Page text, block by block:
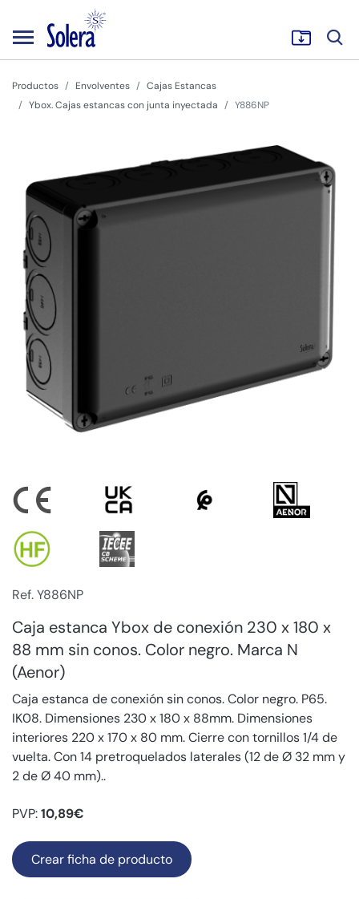
Productos Envolventes
Cajas Estancas
Ybox. Cajas estancas con junta inyectada
Y886NP
Ref. Y886NP
Caja estanca Ybox de conexión 230 x 180 x
88 mm sin conos. Color negro. Marca N
(Aenor)
Caja estanca de conexión sin conos. Color negro. P65.
IK08. Dimensiones 230 x 180 x 88mm. Dimensiones
interiores 220 x 170 x 80 mm. Cierre con tornillos 1/4 de
vuelta. Con 14 pretroquelados laterales (12 de Ø 32 mm y
2 de Ø 40 mm)..
PVP:10,89€
Crear ficha de producto